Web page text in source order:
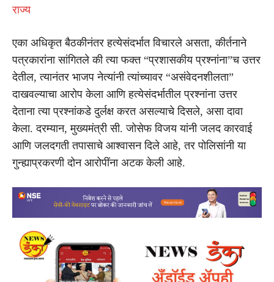
राज्य
एका अधिकृत बैठकीनंतर हत्येसंदर्भात विचारले असता, कीर्तनाने
पत्रकारांना सांगितले की त्या फक्त “प्रशासकीय प्रश्नांना”च उत्तर
देतील, त्यानंतर भाजप नेत्यांनी त्यांच्यावर “असंवेदनशीलता”
दाखवल्याचा आरोप केला आणि हत्येसंदर्भातील प्रश्नांना उत्तर
देताना त्या प्रश्नांकडे दुर्लक्ष करत असल्याचे दिसले, असा दावा
केला. दरम्यान, मुख्यमंत्री सी. जोसेफ विजय यांनी जलद कारवाई
आणि जलदगती तपासाचे आश्वासन दिले आहे, तर पोलिसांनी या
गुन्ह्याप्रकरणी दोन आरोपींना अटक केली आहे.